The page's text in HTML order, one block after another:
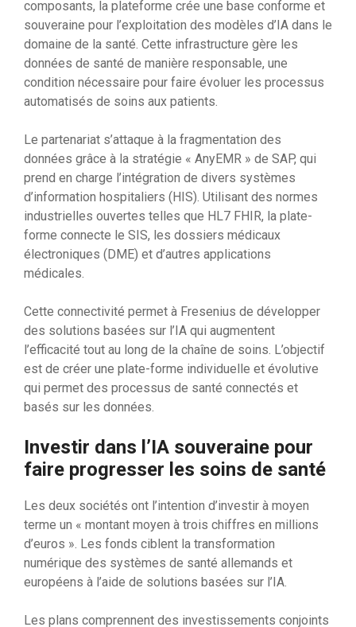
composants, la plateforme crée une base conforme et
souveraine pour l’exploitation des modèles d’IA dans le
domaine de la santé. Cette infrastructure gère les
données de santé de manière responsable, une
condition nécessaire pour faire évoluer les processus
automatisés de soins aux patients.
Le partenariat s’attaque à la fragmentation des
données grâce à la stratégie « AnyEMR » de SAP, qui
prend en charge l’intégration de divers systèmes
d’information hospitaliers (HIS). Utilisant des normes
industrielles ouvertes telles que HL7 FHIR, la plate-
forme connecte le SIS, les dossiers médicaux
électroniques (DME) et d’autres applications
médicales.
Cette connectivité permet à Fresenius de développer
des solutions basées sur l’IA qui augmentent
l’efficacité tout au long de la chaîne de soins. L’objectif
est de créer une plate-forme individuelle et évolutive
qui permet des processus de santé connectés et
basés sur les données.
Investir dans l’IA souveraine pour
faire progresser les soins de santé
Les deux sociétés ont l’intention d’investir à moyen
terme un « montant moyen à trois chiffres en millions
d’euros ». Les fonds ciblent la transformation
numérique des systèmes de santé allemands et
européens à l’aide de solutions basées sur l’IA.
Les plans comprennent des investissements conjoints